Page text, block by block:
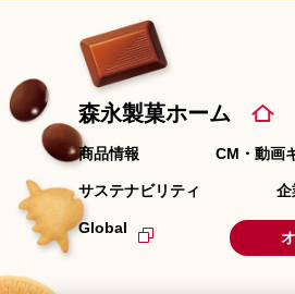
森永製菓ホーム
商品情報 CM・動画
サステナビリティ 企
Global